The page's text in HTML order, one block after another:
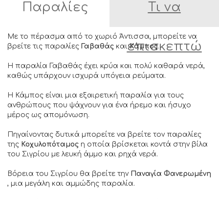
Παραλίες Τι να
επισκεπτώ
Με το πέρασμα από το χωριό Άντισσα, μπορείτε να
βρείτε τις παραλίες Γαβαθάς καιΚάμπος.
Η παραλία Γαβαθάς έχει κρύα και πολύ καθαρά νερά,
καθώς υπάρχουν ισχυρά υπόγεια ρεύματα.
Η Κάμπος είναι μια εξαιρετική παραλία για τους
ανθρώπους που ψάχνουν για ένα ήρεμο και ήσυχο
μέρος ως απομόνωση.
Πηγαίνοντας δυτικά μπορείτε να βρείτε τον παραλίες
της Κοχυλοπόταμος η οποία βρίσκεται κοντά στην βίλα
του Σιγρίου με λευκή άμμο και ρηχά νερά.
Βόρεια του Σιγρίου θα βρείτε την Παναγία Φανερωμένη
, μια μεγάλη και αμμώδης παραλία.